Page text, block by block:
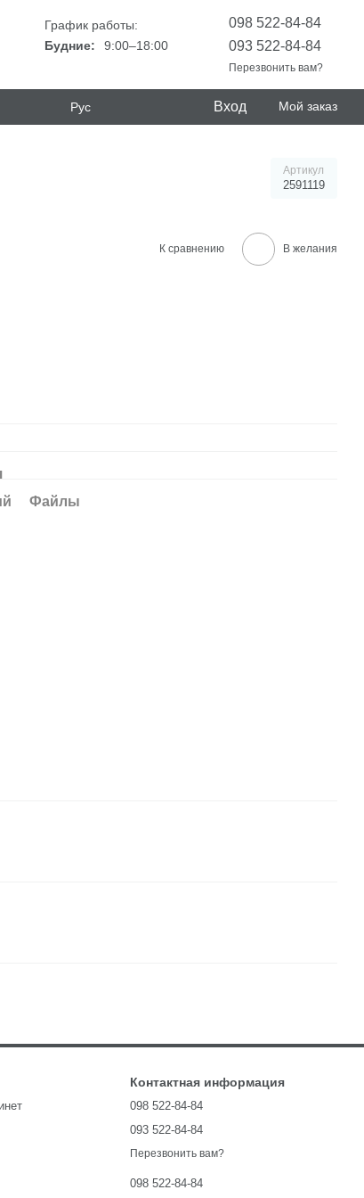
График работы:
Будние:
9:00–18:00
098 522-84-84
093 522-84-84
Перезвонить вам?
Рус Вход Мой заказ
Артикул
2591119
К сравнению В желания
Файлы
Контактная информация
098 522-84-84
093 522-84-84
Перезвонить вам?
098 522-84-84